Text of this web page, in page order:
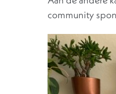
community